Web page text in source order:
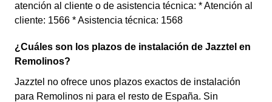
atención al cliente o de asistencia técnica: * Atención al
cliente: 1566 * Asistencia técnica: 1568
¿Cuáles son los plazos de instalación de Jazztel en
Remolinos?
Jazztel no ofrece unos plazos exactos de instalación
para Remolinos ni para el resto de España. Sin